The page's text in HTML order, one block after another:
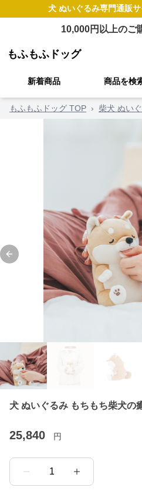
犬 ぬいぐるみ専門通販サ
10,000円以上のご
もふもふドッグ
新着商品 商品を検
もふもふドッグ TOP › 柴犬 ぬい
Previous slide
犬 ぬいぐるみ もちもち柴犬の
25,840 円
1